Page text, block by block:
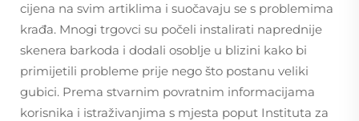
cijena na svim artiklima i suočavaju se s problemima
krađa. Mnogi trgovci su počeli instalirati naprednije
skenera barkoda i dodali osoblje u blizini kako bi
primijetili probleme prije nego što postanu veliki
gubici. Prema stvarnim povratnim informacijama
korisnika i istraživanjima s mjesta poput Instituta za